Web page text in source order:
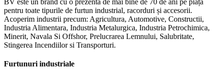
BV este un brand cu o prezenta de mai bine de 70 de ani pe piața
pentru toate tipurile de furtun industrial, racorduri și accesorii.
Acoperim industrii precum: Agricultura, Automotive, Constructii,
Industria Alimentara, Industria Metalurgica, Industria Petrochimica,
Minerit, Navala Si Offshor, Prelucrarea Lemnului, Salubritate,
Stingerea Incendiilor si Transporturi.
Furtunuri industriale